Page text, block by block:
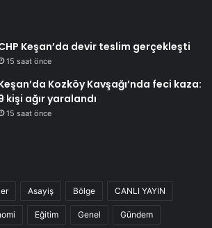
Keşan’da devir teslim gerçekleşti
15 saat önce
Kozköy Kavşağı’nda feci kaza:
kişi ağır yaralandı
15 saat önce
Asayiş Bölge CANLI YAYIN
Eğitim Genel Gündem